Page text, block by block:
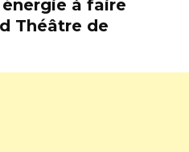
à faire
Théâtre de